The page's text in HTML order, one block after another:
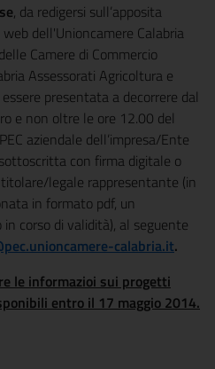
, da redigersi sull’apposita
dell'Unioncamere Calabria
Camere di Commercio
Assessorati Agricoltura e
presentata a decorrere dal
e non oltre le ore 12.00 del
aziendale dell’impresa/Ente
con firma digitale o
legale rappresentante (in
in formato pdf, un
corso di validità), al seguente
calabria.it.
le informazioi sui progetti
entro il 17 maggio 2014.